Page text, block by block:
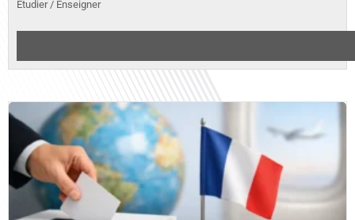
Etudier / Enseigner